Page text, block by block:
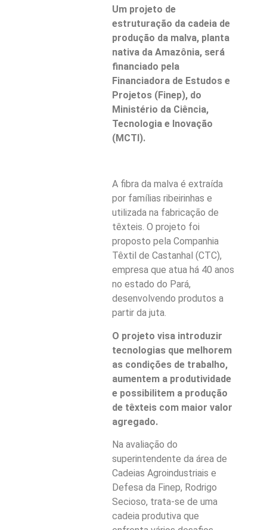
Um projeto de
estruturação da cadeia de
produção da malva, planta
nativa da Amazônia, será
financiado pela
Financiadora de Estudos e
Projetos (Finep), do
Ministério da Ciência,
Tecnologia e Inovação
(MCTI).
A fibra da malva é extraída
por famílias ribeirinhas e
utilizada na fabricação de
têxteis. O projeto foi
proposto pela Companhia
Têxtil de Castanhal (CTC),
empresa que atua há 40 anos
no estado do Pará,
desenvolvendo produtos a
partir da juta.
O projeto visa introduzir
tecnologias que melhorem
as condições de trabalho,
aumentem a produtividade
e possibilitem a produção
de têxteis com maior valor
agregado.
Na avaliação do
superintendente da área de
Cadeias Agroindustriais e
Defesa da Finep, Rodrigo
Secioso, trata-se de uma
cadeia produtiva que